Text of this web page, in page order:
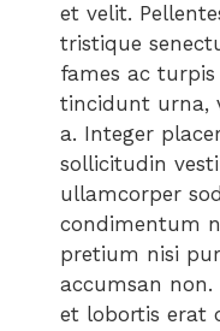
et velit.
tristique
fames ac
tincidunt urna,
a. Integer
sollicitudin
ullamcorper
condimentum
pretium nisi
accumsan
et lobortis erat